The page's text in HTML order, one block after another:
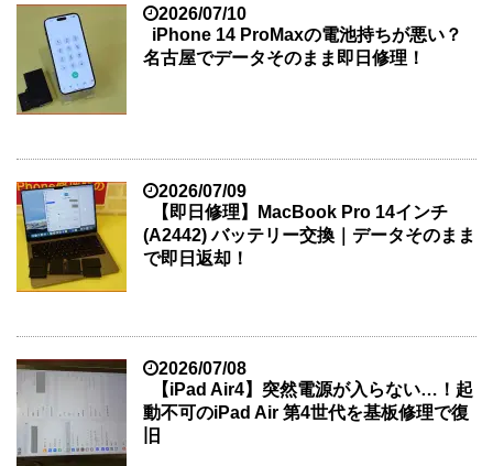
2026/07/10
iPhone 14 ProMaxの電池持ちが悪い？
名古屋でデータそのまま即日修理！
2026/07/09
【即日修理】MacBook Pro 14インチ
(A2442) バッテリー交換｜データそのまま
で即日返却！
2026/07/08
【iPad Air4】突然電源が入らない…！起
動不可のiPad Air 第4世代を基板修理で復
旧